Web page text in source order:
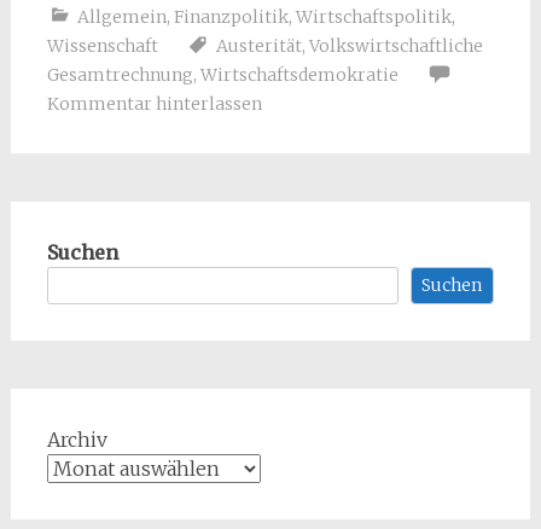
Allgemein, Finanzpolitik, Wirtschaftspolitik,
Wissenschaft
Austerität, Volkswirtschaftliche
Gesamtrechnung, Wirtschaftsdemokratie
Kommentar hinterlassen
Suchen
Suchen
Archiv